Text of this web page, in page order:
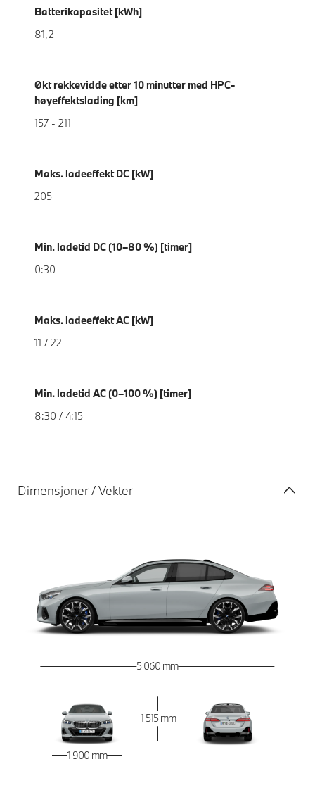
Batterikapasitet [kWh]
81,2
Økt rekkevidde etter 10 minutter med HPC-
høyeffektslading [km]
157 - 211
Maks. ladeeffekt DC [kW]
205
Min. ladetid DC (10–80 %) [timer]
0:30
Maks. ladeeffekt AC [kW]
11 / 22
Min. ladetid AC (0–100 %) [timer]
8:30 / 4:15
Dimensjoner / Vekter
5 060 mm
1 900 mm
1 515 mm